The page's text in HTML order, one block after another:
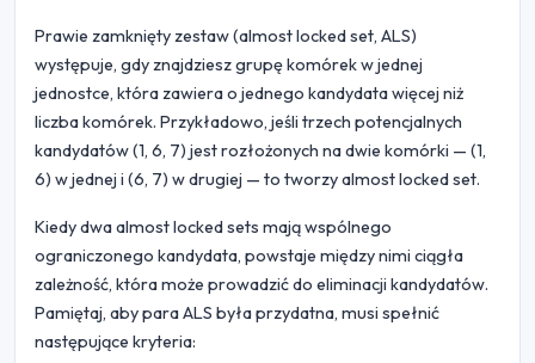
Prawie zamknięty zestaw (almost locked set, ALS)
występuje, gdy znajdziesz grupę komórek w jednej
jednostce, która zawiera o jednego kandydata więcej niż
liczba komórek. Przykładowo, jeśli trzech potencjalnych
kandydatów (1, 6, 7) jest rozłożonych na dwie komórki — (1,
6) w jednej i (6, 7) w drugiej — to tworzy almost locked set.
Kiedy dwa almost locked sets mają wspólnego
ograniczonego kandydata, powstaje między nimi ciągła
zależność, która może prowadzić do eliminacji kandydatów.
Pamiętaj, aby para ALS była przydatna, musi spełnić
następujące kryteria: